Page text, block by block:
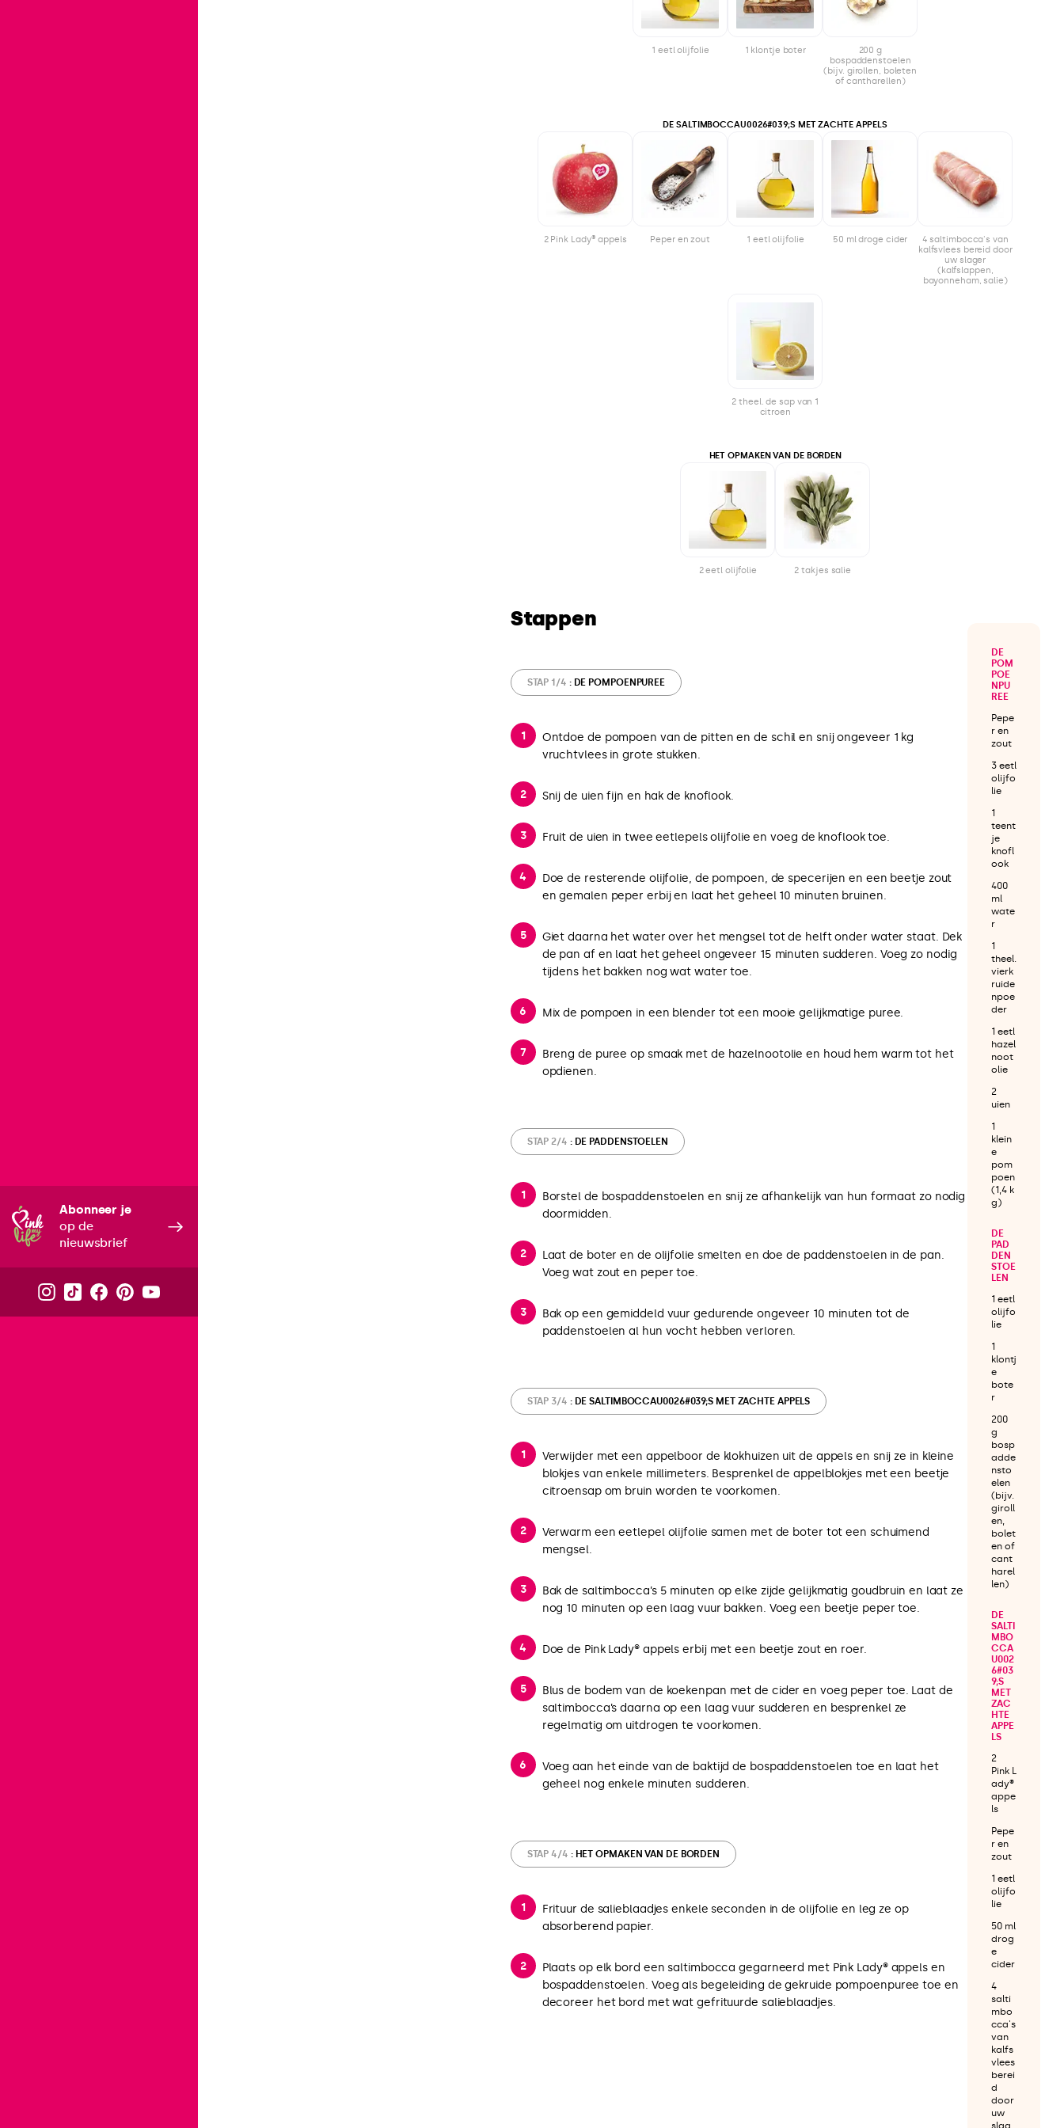
Abonneer je
op de
nieuwsbrief
1 eetl olijfolie 1 klontje boter
200 g
bospaddenstoelen
(bijv. girollen, boleten
of cantharellen)
DE SALTIMBOCCAU0026#039;S MET ZACHTE APPELS
2 Pink Lady® appels Peper en zout 1 eetl olijfolie 50 ml droge cider
4 saltimbocca's van
kalfsvlees bereid door
uw slager
(kalfslappen,
bayonneham, salie)
2 theel. de sap van 1
citroen
HET OPMAKEN VAN DE BORDEN
2 eetl olijfolie 2 takjes salie
Stappen
STAP 1/4 : DE POMPOENPUREE
Ontdoe de pompoen van de pitten en de schil en snij ongeveer 1 kg
vruchtvlees in grote stukken.
Snij de uien fijn en hak de knoflook.
Fruit de uien in twee eetlepels olijfolie en voeg de knoflook toe.
Doe de resterende olijfolie, de pompoen, de specerijen en een beetje zout
en gemalen peper erbij en laat het geheel 10 minuten bruinen.
Giet daarna het water over het mengsel tot de helft onder water staat. Dek
de pan af en laat het geheel ongeveer 15 minuten sudderen. Voeg zo nodig
tijdens het bakken nog wat water toe.
Mix de pompoen in een blender tot een mooie gelijkmatige puree.
Breng de puree op smaak met de hazelnootolie en houd hem warm tot het
opdienen.
STAP 2/4 : DE PADDENSTOELEN
Borstel de bospaddenstoelen en snij ze afhankelijk van hun formaat zo nodig
doormidden.
Laat de boter en de olijfolie smelten en doe de paddenstoelen in de pan.
Voeg wat zout en peper toe.
Bak op een gemiddeld vuur gedurende ongeveer 10 minuten tot de
paddenstoelen al hun vocht hebben verloren.
STAP 3/4 : DE SALTIMBOCCAU0026#039;S MET ZACHTE APPELS
Verwijder met een appelboor de klokhuizen uit de appels en snij ze in kleine
blokjes van enkele millimeters. Besprenkel de appelblokjes met een beetje
citroensap om bruin worden te voorkomen.
Verwarm een eetlepel olijfolie samen met de boter tot een schuimend
mengsel.
Bak de saltimbocca’s 5 minuten op elke zijde gelijkmatig goudbruin en laat ze
nog 10 minuten op een laag vuur bakken. Voeg een beetje peper toe.
Doe de Pink Lady® appels erbij met een beetje zout en roer.
Blus de bodem van de koekenpan met de cider en voeg peper toe. Laat de
saltimbocca’s daarna op een laag vuur sudderen en besprenkel ze
regelmatig om uitdrogen te voorkomen.
Voeg aan het einde van de baktijd de bospaddenstoelen toe en laat het
geheel nog enkele minuten sudderen.
STAP 4/4 : HET OPMAKEN VAN DE BORDEN
Frituur de salieblaadjes enkele seconden in de olijfolie en leg ze op
absorberend papier.
Plaats op elk bord een saltimbocca gegarneerd met Pink Lady® appels en
bospaddenstoelen. Voeg als begeleiding de gekruide pompoenpuree toe en
decoreer het bord met wat gefrituurde salieblaadjes.
DE
POM
POE
NPU
REE
Pepe
r en
zout
3 eetl
olijfo
lie
1
teent
je
knofl
ook
400
ml
wate
r
1
theel.
vierk
ruide
npoe
der
1 eetl
hazel
noot
olie
2
uien
1
klein
e
pom
poen
(1,4 k
g)
DE
PAD
DEN
STOE
LEN
1 eetl
olijfo
lie
1
klontj
e
bote
r
200
g
bosp
adde
nsto
elen
(bijv.
giroll
en,
bolet
en of
cant
harel
len)
DE
SALTI
MBO
CCA
U002
6#03
9;S
MET
ZAC
HTE
APPE
LS
2
Pink L
ady®
appe
ls
Pepe
r en
zout
1 eetl
olijfo
lie
50 ml
drog
e
cider
4
salti
mbo
cca's
van
kalfs
vlees
berei
d
door
uw
slag